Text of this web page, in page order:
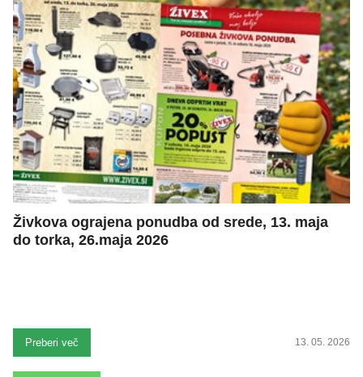
Živkova ograjena ponudba od srede, 13. maja
do torka, 26.maja 2026
Preberi več 13. 05. 2026